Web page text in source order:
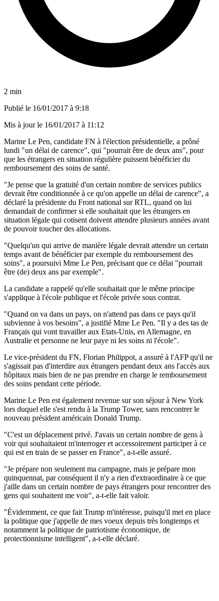
2 min
Publié le 16/01/2017 à 9:18
Mis à jour le 16/01/2017 à 11:12
Marine Le Pen, candidate FN à l'élection présidentielle, a prôné
lundi "un délai de carence", qui "pourrait être de deux ans", pour
que les étrangers en situation régulière puissent bénéficier du
remboursement des soins de santé.
"Je pense que la gratuité d'un certain nombre de services publics
devrait être conditionnée à ce qu'on appelle un délai de carence", a
déclaré la présidente du Front national sur RTL, quand on lui
demandait de confirmer si elle souhaitait que les étrangers en
situation légale qui cotisent doivent attendre plusieurs années avant
de pouvoir toucher des allocations.
"Quelqu'un qui arrive de manière légale devrait attendre un certain
temps avant de bénéficier par exemple du remboursement des
soins", a poursuivi Mme Le Pen, précisant que ce délai "pourrait
être (de) deux ans par exemple".
La candidate a rappelé qu'elle souhaitait que le même principe
s'applique à l'école publique et l'école privée sous contrat.
"Quand on va dans un pays, on n'attend pas dans ce pays qu'il
subvienne à vos besoins", a justifié Mme Le Pen. "Il y a des tas de
Français qui vont travailler aux Etats-Unis, en Allemagne, en
Australie et personne ne leur paye ni les soins ni l'école".
Le vice-président du FN, Florian Philippot, a assuré à l'AFP qu'il ne
s'agissait pas d'interdire aux étrangers pendant deux ans l'accès aux
hôpitaux mais bien de ne pas prendre en charge le remboursement
des soins pendant cette période.
Marine Le Pen est également revenue sur son séjour à New York
lors duquel elle s'est rendu à la Trump Tower, sans rencontrer le
nouveau président américain Donald Trump.
"C'est un déplacement privé. J'avais un certain nombre de gens à
voir qui souhaitaient m'interroger et accessoirement participer à ce
qui est en train de se passer en France", a-t-elle assuré.
"Je prépare non seulement ma campagne, mais je prépare mon
quinquennat, par conséquent il n'y a rien d'extraordinaire à ce que
j'aille dans un certain nombre de pays étrangers pour rencontrer des
gens qui souhaitent me voir", a-t-elle fait valoir.
"Évidemment, ce que fait Trump m'intéresse, puisqu'il met en place
la politique que j'appelle de mes voeux depuis très longtemps et
notamment la politique de patriotisme économique, de
protectionnisme intelligent", a-t-elle déclaré.